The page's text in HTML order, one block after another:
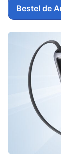
Bestel de